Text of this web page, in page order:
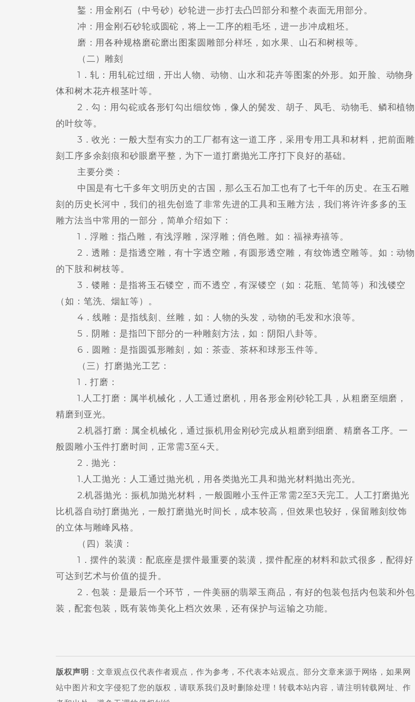
錾：用金刚石（中号砂）砂轮进一步打去凸凹部分和整个表面无用部分。
冲：用金刚石砂轮或圆砣，将上一工序的粗毛坯，进一步冲成粗坯。
磨：用各种规格磨砣磨出图案圆雕部分样坯，如水果、山石和树根等。
（二）雕刻
1．轧：用轧砣过细，开出人物、动物、山水和花卉等图案的外形。如开脸、动物身
体和树木花卉根茎叶等。
2．勾：用勾砣或各形钉勾出细纹饰，像人的鬓发、胡子、凤毛、动物毛、鳞和植物
的叶纹等。
3．收光：一般大型有实力的工厂都有这一道工序，采用专用工具和材料，把前面雕
刻工序多余刻痕和砂眼磨平整，为下一道打磨抛光工序打下良好的基础。
主要分类：
中国是有七千多年文明历史的古国，那么玉石加工也有了七千年的历史。在玉石雕
刻的历史长河中，我们的祖先创造了非常先进的工具和玉雕方法，我们将许许多多的玉
雕方法当中常用的一部分，简单介绍如下：
1．浮雕：指凸雕，有浅浮雕，深浮雕；俏色雕。如：福禄寿禧等。
2．透雕：是指透空雕，有十字透空雕，有圆形透空雕，有纹饰透空雕等。如：动物
的下肢和树枝等。
3．镂雕：是指将玉石镂空，而不透空，有深镂空（如：花瓶、笔筒等）和浅镂空
（如：笔洗、烟缸等）。
4．线雕：是指线刻、丝雕，如：人物的头发，动物的毛发和水浪等。
5．阴雕：是指凹下部分的一种雕刻方法，如：阴阳八卦等。
6．圆雕：是指圆弧形雕刻，如：茶壶、茶杯和球形玉件等。
（三）打磨抛光工艺：
1．打磨：
1.人工打磨：属半机械化，人工通过磨机，用各形金刚砂轮工具，从粗磨至细磨，
精磨到亚光。
2.机器打磨：属全机械化，通过振机用金刚砂完成从粗磨到细磨、精磨各工序。一
般圆雕小玉件打磨时间，正常需3至4天。
2．抛光：
1.人工抛光：人工通过抛光机，用各类抛光工具和抛光材料抛出亮光。
2.机器抛光：振机加抛光材料，一般圆雕小玉件正常需2至3天完工。人工打磨抛光
比机器自动打磨抛光，一般打磨抛光时间长，成本较高，但效果也较好，保留雕刻纹饰
的立体与雕峰风格。
（四）装潢：
1．摆件的装潢：配底座是摆件最重要的装潢，摆件配座的材料和款式很多，配得好
可达到艺术与价值的提升。
2．包装：是最后一个环节，一件美丽的翡翠玉商品，有好的包装包括内包装和外包
装，配套包装，既有装饰美化上档次效果，还有保护与运输之功能。
版权声明 ：文章观点仅代表作者观点，作为参考，不代表本站观点。部分文章来源于网络，如果网
站中图片和文字侵犯了您的版权，请联系我们及时删除处理！转载本站内容，请注明转载网址、作